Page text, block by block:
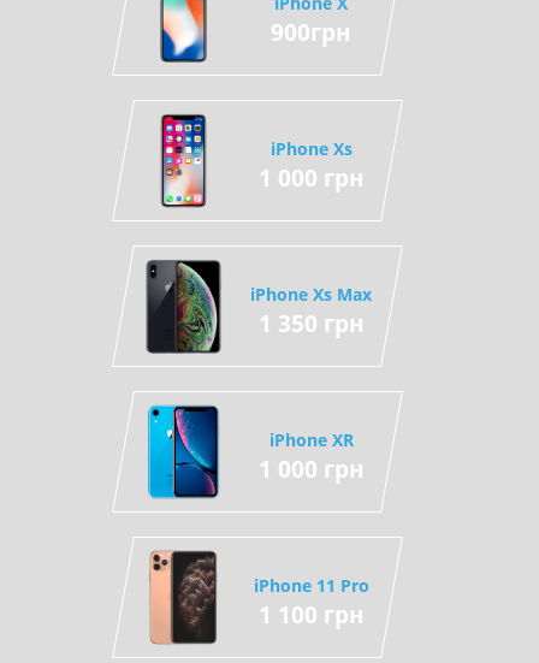
900грн
iPhone Xs
1 000 грн
iPhone Xs Max
1 350 грн
iPhone XR
1 000 грн
iPhone 11 Pro
1 100 грн